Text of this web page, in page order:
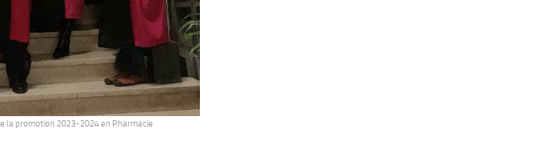
la promotion 2023-2024 en Pharmacie